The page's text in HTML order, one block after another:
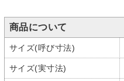
商品について
サイズ(呼び寸法)
サイズ(実寸法)